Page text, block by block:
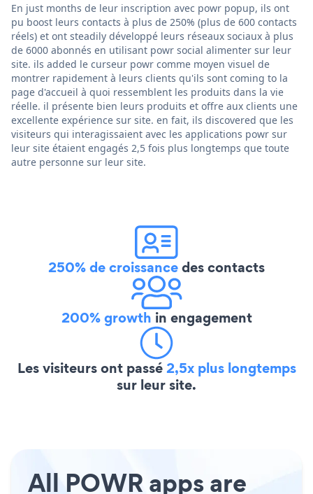
En just months de leur inscription avec powr popup, ils ont
pu boost leurs contacts à plus de 250% (plus de 600 contacts
réels) et ont steadily développé leurs réseaux sociaux à plus
de 6000 abonnés en utilisant powr social alimenter sur leur
site. ils added le curseur powr comme moyen visuel de
montrer rapidement à leurs clients qu'ils sont coming to la
page d'accueil à quoi ressemblent les produits dans la vie
réelle. il présente bien leurs produits et offre aux clients une
excellente expérience sur site. en fait, ils discovered que les
visiteurs qui interagissaient avec les applications powr sur
leur site étaient engagés 2,5 fois plus longtemps que toute
autre personne sur leur site.
250% de croissancedes contacts
200% growth in engagement
Les visiteurs ont passé2,5x plus longtemps
sur leur site.
All POWR apps are